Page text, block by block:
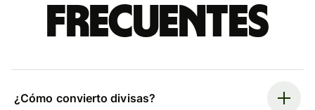
frecuentes
¿Cómo convierto divisas?